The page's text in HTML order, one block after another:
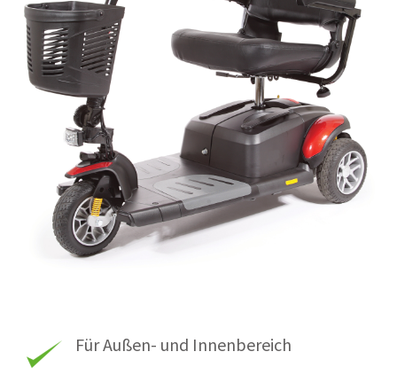
Für Außen- und Innenbereich